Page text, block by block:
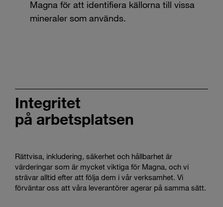
Magna för att identifiera källorna till vissa
mineraler som används.
Integritet
på arbetsplatsen
Rättvisa, inkludering, säkerhet och hållbarhet är
värderingar som är mycket viktiga för Magna, och vi
strävar alltid efter att följa dem i vår verksamhet. Vi
förväntar oss att våra leverantörer agerar på samma sätt.